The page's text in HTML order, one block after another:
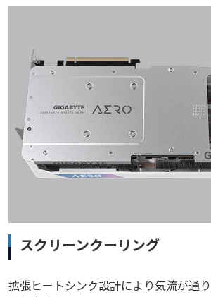
スクリーンクーリング
拡張ヒートシンク設計により気流が通